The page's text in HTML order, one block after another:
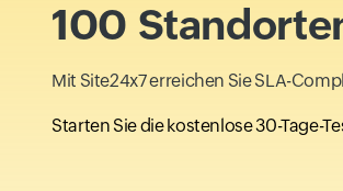
100
Mit Site24x7 erreichen Sie SLA-
Starten Sie die kostenlose 30-Tage-